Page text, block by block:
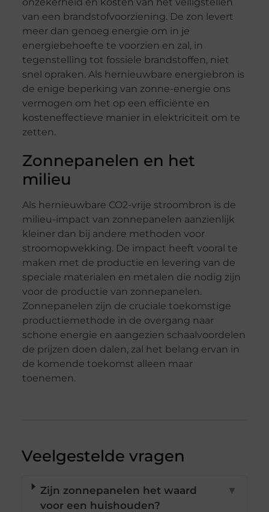
van een brandstofvoorziening. De zon levert
meer dan genoeg energie om in je
energiebehoefte te voorzien en zal, in
tegenstelling tot fossiele brandstoffen, niet
snel opraken. Als hernieuwbare energiebron is
de enige beperking van zonne-energie ons
vermogen om het op een efficiënte en
kosteneffectieve manier in elektriciteit om te
zetten.
Zonnepanelen en het
milieu
Als hernieuwbare CO2-vrije stroombron is de
milieu-impact van zonnepanelen aanzienlijk
kleiner dan bij andere methoden voor
stroomopwekking. De impact heeft vooral te
maken met de productie en levering van de
speciale materialen en metalen die nodig zijn
voor de productie van zonnepanelen.
Zonnepanelen zijn de cruciale toekomstige
productiemethode in de overgang naar
schone energie en aangezien schaalvoordelen
de prijzen doen dalen, zal het belang ervan in
de komende toekomst alleen maar
toenemen.
Veelgestelde vragen
Zijn zonnepanelen het waard
voor een huishouden?
▼